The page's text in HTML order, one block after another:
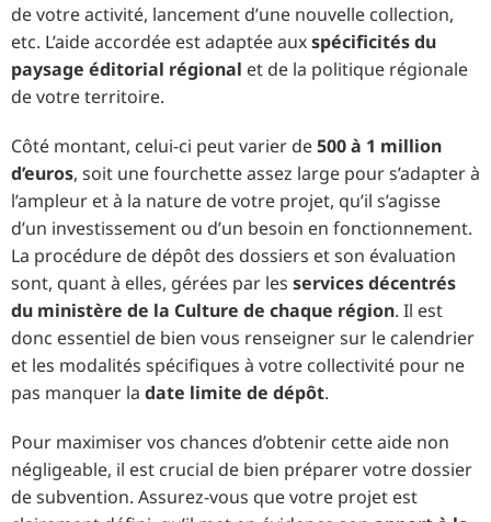
de votre activité, lancement d’une nouvelle collection,
etc. L’aide accordée est adaptée auxspécificités du
paysage éditorial régional et de la politique régionale
de votre territoire.
Côté montant, celui-ci peut varier de500 à 1 million
d’euros, soit une fourchette assez large pour s’adapter à
l’ampleur et à la nature de votre projet, qu’il s’agisse
d’un investissement ou d’un besoin en fonctionnement.
La procédure de dépôt des dossiers et son évaluation
sont, quant à elles, gérées par les services décentrés
du ministère de la Culture de chaque région. Il est
donc essentiel de bien vous renseigner sur le calendrier
et les modalités spécifiques à votre collectivité pour ne
pas manquer la date limite de dépôt.
Pour maximiser vos chances d’obtenir cette aide non
négligeable, il est crucial de bien préparer votre dossier
de subvention. Assurez-vous que votre projet est